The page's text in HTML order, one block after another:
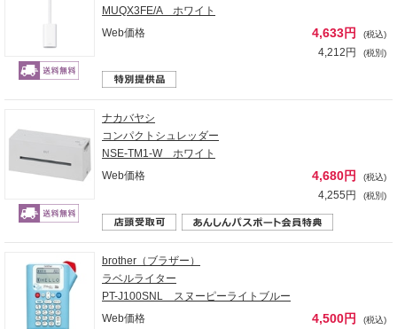
MUQX3FE/A ホワイト
Web価格
4,633円 (税込)
4,212円 (税別)
ナカバヤシ
コンパクトシュレッダー
NSE-TM1-W ホワイト
Web価格
4,680円 (税込)
4,255円 (税別)
brother（ブラザー）
ラベルライター
PT-J100SNL スヌーピーライトブルー
Web価格
4,500円 (税込)